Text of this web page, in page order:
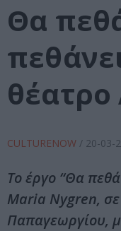
Θα
θέατρο
CULTURENOW / 20-03-
Το έργο “Θα
Maria Nygren,
Παπαγεωργίου,